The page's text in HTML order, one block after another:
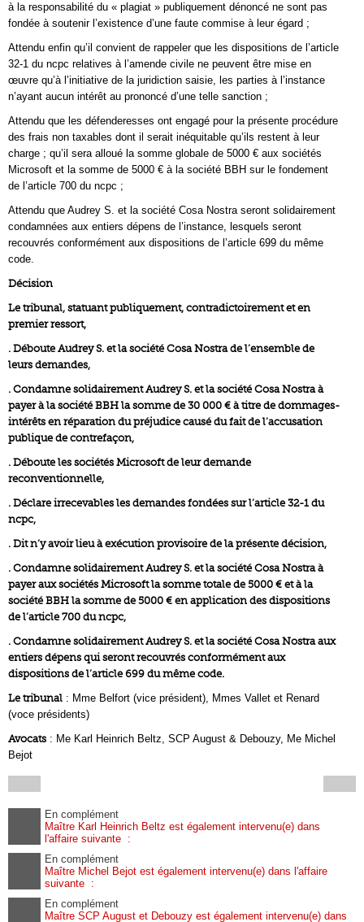
à la responsabilité du « plagiat » publiquement dénoncé ne sont pas
fondée à soutenir l’existence d’une faute commise à leur égard ;
Attendu enfin qu’il convient de rappeler que les dispositions de l’article
32-1 du ncpc relatives à l’amende civile ne peuvent être mise en
œuvre qu’à l’initiative de la juridiction saisie, les parties à l’instance
n’ayant aucun intérêt au prononcé d’une telle sanction ;
Attendu que les défenderesses ont engagé pour la présente procédure
des frais non taxables dont il serait inéquitable qu’ils restent à leur
charge ; qu’il sera alloué la somme globale de 5000 € aux sociétés
Microsoft et la somme de 5000 € à la société BBH sur le fondement
de l’article 700 du ncpc ;
Attendu que Audrey S. et la société Cosa Nostra seront solidairement
condamnées aux entiers dépens de l’instance, lesquels seront
recouvrés conformément aux dispositions de l’article 699 du même
code.
Décision
Le tribunal, statuant publiquement, contradictoirement et en
premier ressort,
. Déboute Audrey S. et la société Cosa Nostra de l’ensemble de
leurs demandes,
. Condamne solidairement Audrey S. et la société Cosa Nostra à
payer à la société BBH la somme de 30 000 € à titre de dommages-
intérêts en réparation du préjudice causé du fait de l’accusation
publique de contrefaçon,
. Déboute les sociétés Microsoft de leur demande
reconventionnelle,
. Déclare irrecevables les demandes fondées sur l’article 32-1 du
ncpc,
. Dit n’y avoir lieu à exécution provisoire de la présente décision,
. Condamne solidairement Audrey S. et la société Cosa Nostra à
payer aux sociétés Microsoft la somme totale de 5000 € et à la
société BBH la somme de 5000 € en application des dispositions
de l’article 700 du ncpc,
. Condamne solidairement Audrey S. et la société Cosa Nostra aux
entiers dépens qui seront recouvrés conformément aux
dispositions de l’article 699 du même code.
Le tribunal : Mme Belfort (vice président), Mmes Vallet et Renard
(voce présidents)
Avocats : Me Karl Heinrich Beltz, SCP August & Debouzy, Me Michel
Bejot
En complément
Maître Karl Heinrich Beltz est également intervenu(e) dans
l'affaire suivante :
En complément
Maître Michel Bejot est également intervenu(e) dans l'affaire
suivante :
En complément
Maître SCP August et Debouzy est également intervenu(e) dans